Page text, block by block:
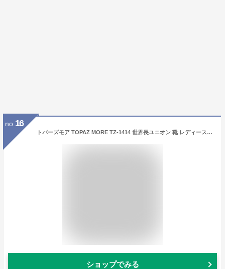
no. 16
トパーズモア TOPAZ MORE TZ-1414 世界長ユニオン 靴 レディースシューズ 婦人靴 コンフォートシューズ スリッポン 4E 幅広 ワイド 滑り止め TZ1414 EEEEサイズ 3Dインソール サイドゴム おしゃれ カジュアル 黒 ベージュ 茶 軽量 履きやすい 22.0cm-25.0cm
ショップでみる